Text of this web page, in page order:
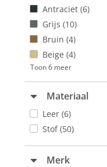
Antraciet (6)
Grijs (10)
Bruin (4)
Beige (4)
Toon 6 meer
Materiaal
Leer (6)
Stof (50)
Merk